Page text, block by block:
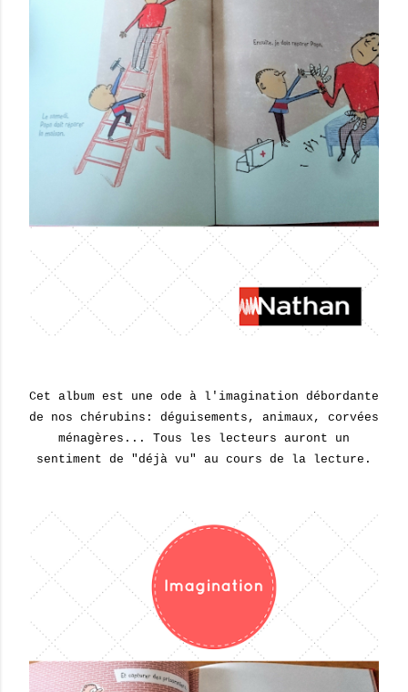
Cet album est une ode à l'imagination débordante
de nos chérubins: déguisements, animaux, corvées
ménagères... Tous les lecteurs auront un
sentiment de "déjà vu" au cours de la lecture.